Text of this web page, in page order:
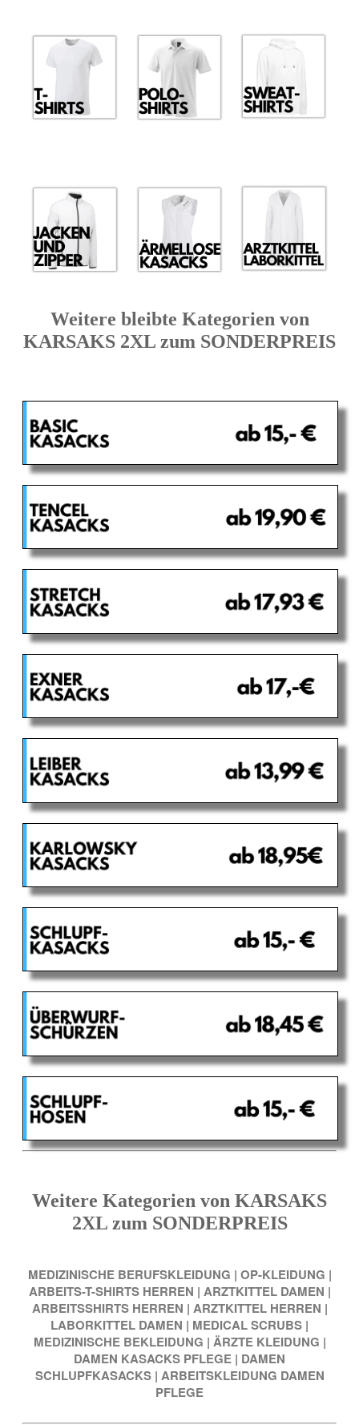
Weitere bleibte Kategorien von
KARSAKS 2XL zum SONDERPREIS
Weitere Kategorien von KARSAKS
2XL zum SONDERPREIS
MEDIZINISCHE BERUFSKLEIDUNG | OP-KLEIDUNG |
ARBEITS-T-SHIRTS HERREN | ARZTKITTEL DAMEN |
ARBEITSSHIRTS HERREN | ARZTKITTEL HERREN |
LABORKITTEL DAMEN | MEDICAL SCRUBS |
MEDIZINISCHE BEKLEIDUNG | ÄRZTE KLEIDUNG |
DAMEN KASACKS PFLEGE | DAMEN
SCHLUPFKASACKS | ARBEITSKLEIDUNG DAMEN
PFLEGE